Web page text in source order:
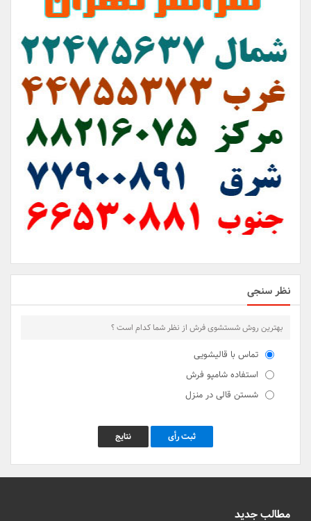
نظر سنجی
بهترین روش شستشوی فرش از نظر شما کدام است ؟
تماس با قالیشویی
استفاده شامپو فرش
شستن قالی در منزل
ثبت رأی نتایج
مطالب جدید